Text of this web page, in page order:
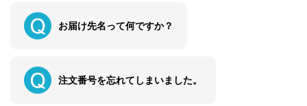
お届け先名って何ですか？
注文番号を忘れてしまいました。